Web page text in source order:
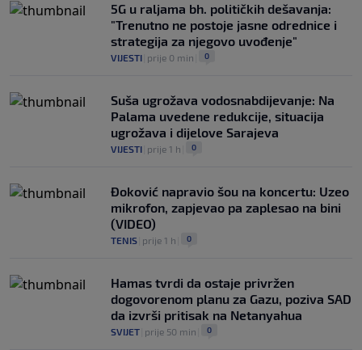
5G u raljama bh. političkih dešavanja:
"Trenutno ne postoje jasne odrednice i
strategija za njegovo uvođenje"
VIJESTI prije 0 min 0
Suša ugrožava vodosnabdijevanje: Na
Palama uvedene redukcije, situacija
ugrožava i dijelove Sarajeva
VIJESTI prije 1 h 0
Đoković napravio šou na koncertu: Uzeo
mikrofon, zapjevao pa zaplesao na bini
(VIDEO)
TENIS prije 1 h 0
Hamas tvrdi da ostaje privržen
dogovorenom planu za Gazu, poziva SAD
da izvrši pritisak na Netanyahua
SVIJET prije 50 min 0